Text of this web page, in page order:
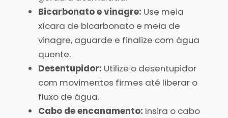
Bicarbonato e vinagre: Use meia
xícara de bicarbonato e meia de
vinagre, aguarde e finalize com água
quente.
Desentupidor: Utilize o desentupidor
com movimentos firmes até liberar o
fluxo de água.
Cabo de encanamento: Insira o cabo